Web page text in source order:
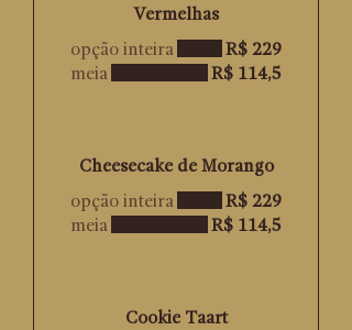
Vermelhas
opção inteira
R$ 229
meia
R$ 114,5
Cheesecake de Morango
opção inteira
R$ 229
meia
R$ 114,5
Cookie Taart